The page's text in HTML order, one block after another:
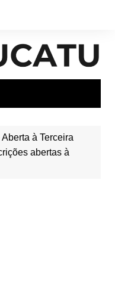
à Terceira
abertas à